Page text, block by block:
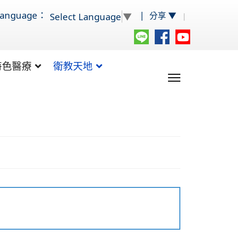
： Select Language ▼ | 分享 ▼ |
色醫療 衛教天地